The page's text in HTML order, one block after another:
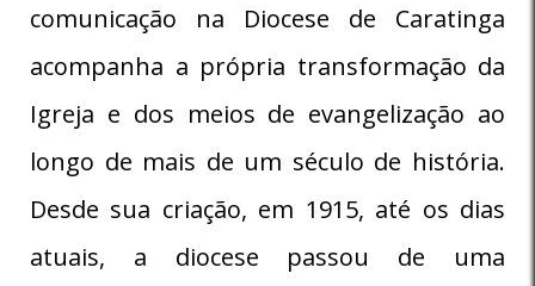
comunicação na Diocese de Caratinga
acompanha a própria transformação da
Igreja e dos meios de evangelização ao
longo de mais de um século de história.
Desde sua criação, em 1915, até os dias
atuais, a diocese passou de uma